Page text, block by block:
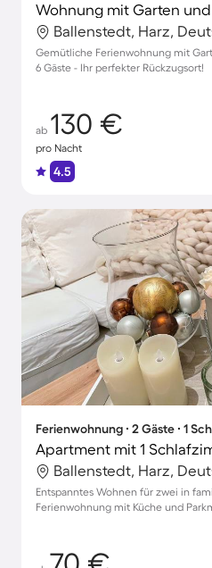
Wohnung mit Garten und
Ballenstedt, Harz,
Gemütliche Ferienwohnung mit
6 Gäste - Ihr perfekter Rückzugsort!
ab 130 €
pro Nacht
4.5
Ferienwohnung ∙ 2 Gäste ∙ 1
Apartment mit 1
Ballenstedt, Harz,
Entspanntes Wohnen für zwei in
Ferienwohnung mit Küche und